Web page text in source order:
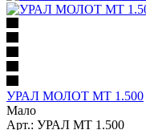
УРАЛ МОЛОТ МТ 1.500
Мало
Арт.: УРАЛ МТ 1.500